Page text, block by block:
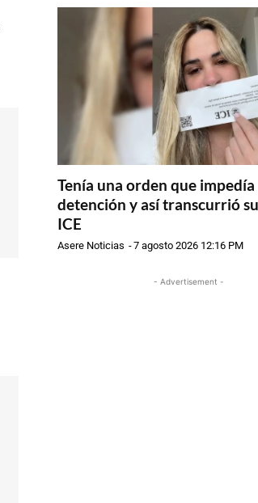
Tenía una orden que impedía
detención y así transcurrió
ICE
Asere Noticias -7 agosto 2026 12:16 PM
- Advertisement -